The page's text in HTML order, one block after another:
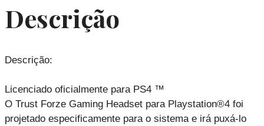
Descrição
Descrição:
Licenciado oficialmente para PS4 ™
O Trust Forze Gaming Headset para Playstation®4 foi
projetado especificamente para o sistema e irá puxá-lo